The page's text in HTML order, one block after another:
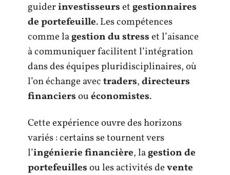
guiderinvestisseursetgestionnaires
de portefeuille. Les compétences
comme lagestion du stresset l’aisance
à communiquer facilitent l’intégration
dans des équipes pluridisciplinaires, où
l’on échange avectraders,directeurs
financiersouéconomistes.
Cette expérience ouvre des horizons
variés : certains se tournent vers
l’ingénierie financière, lagestion de
portefeuillesou les activités devente